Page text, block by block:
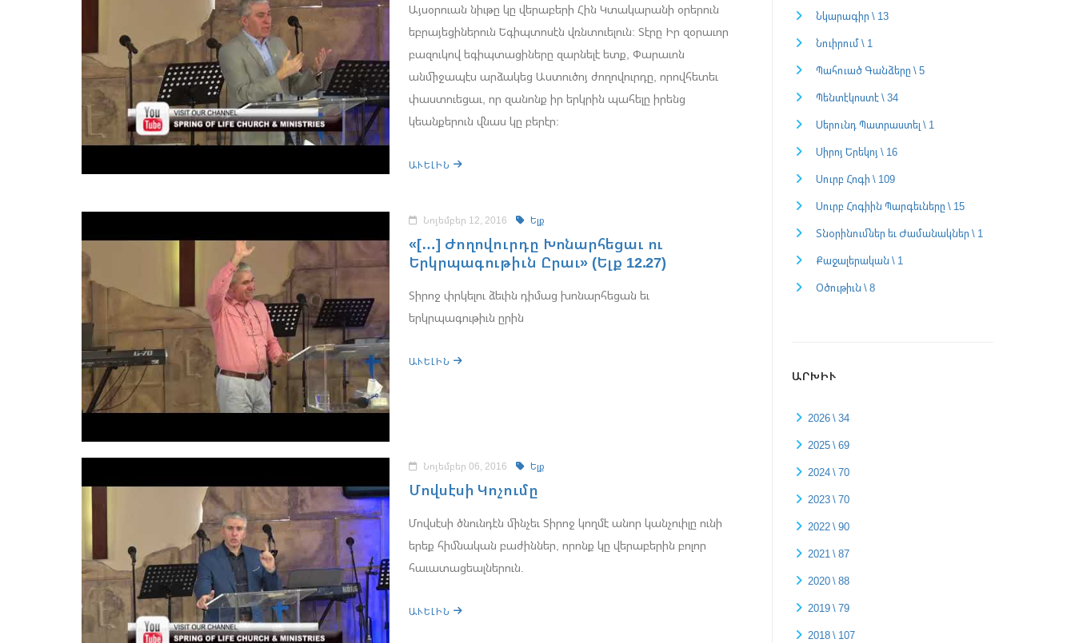
Այսօրուան նիւթը կը վերաբերի Հին Կտակարանի օրերուն
եբրայեցիներուն Եգիպտոսէն վռնտուելուն: Տէրը Իր զօրաւոր
բազուկով եգիպտացիները զարնելէ ետք, Փարաւոն
անմիջապէս արձակեց Աստուծոյ ժողովուրդը, որովհետեւ
փաստուեցաւ, որ զանոնք իր երկրին պահելը իրենց
կեանքերուն վնաս կը բերէր:
ԱՒԵԼԻՆ
Նոյեմբեր 12, 2016 Ելք
«[…] Ժողովուրդը Խոնարհեցաւ ու
Երկրպագութիւն Ըրաւ» (Ելք 12.27)
Տիրոջ փրկելու ձեւին դիմաց խոնարհեցան եւ
երկրպագութիւն ըրին
ԱՒԵԼԻՆ
Նոյեմբեր 06, 2016 Ելք
Մովսէսի Կոչումը
Մովսէսի ծնունդէն մինչեւ Տիրոջ կողմէ անոր կանչուիլը ունի
երեք հիմնական բաժիններ, որոնք կը վերաբերին բոլոր
հաւատացեալներուն.
ԱՒԵԼԻՆ
Նկարագիր \ 13
Նուիրում \ 1
Պահուած Գանձերը \ 5
Պենտէկոստէ \ 34
Սերունդ Պատրաստել \ 1
Սիրոյ Երեկոյ \ 16
Սուրբ Հոգի \ 109
Սուրբ Հոգիին Պարգեւները \ 15
Տնօրինումներ եւ Ժամանակներ \ 1
Քաջալերական \ 1
Օծութիւն \ 8
ԱՐԽԻՒ
2026 \ 34
2025 \ 69
2024 \ 70
2023 \ 70
2022 \ 90
2021 \ 87
2020 \ 88
2019 \ 79
2018 \ 107